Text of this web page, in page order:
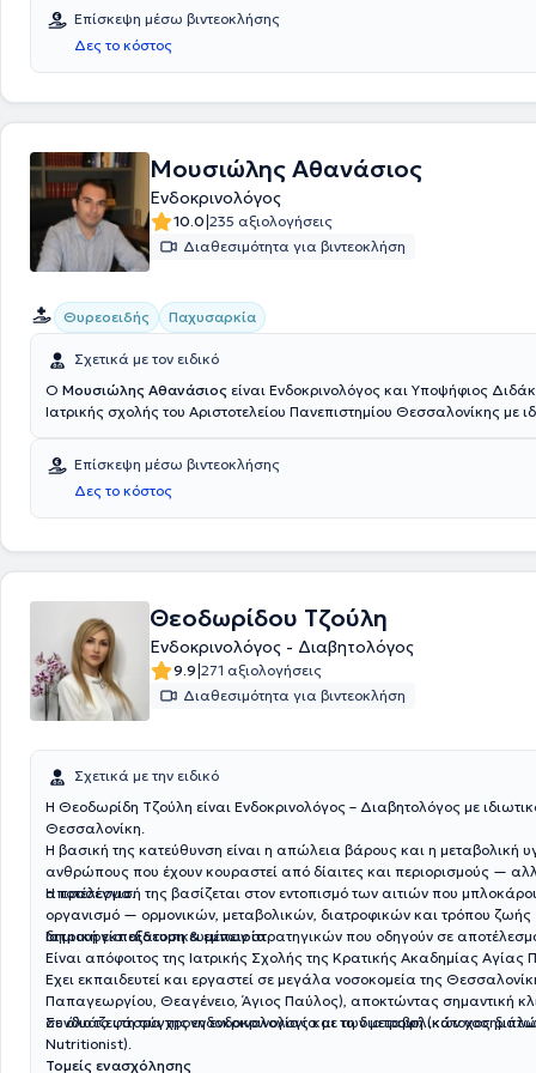
Επίσκεψη μέσω βιντεοκλήσης
Δες το κόστος
Μουσιώλης Αθανάσιος
Ενδοκρινολόγος
10.0|235 αξιολογήσεις
Διαθεσιμότητα για βιντεοκλήση
Θυρεοειδής Παχυσαρκία
Σχετικά με τον ειδικό
Ο Μουσιώλης Αθανάσιος είναι Ενδοκρινολόγος και Υποψήφιος
Ιατρικής σχολής του Αριστοτελείου Πανεπιστημίου Θεσσαλονίκης με
με μεταπτυχιακό δίπλωμα εξειδίκευσης στην Κλινική Διαβητολογία.
ειδικεύτηκε στην Ενδοκρονολογία στο Πανεπιστημιακό Γενικό
συμμετάσχει με εργασίες σε ελληνικά και ευρωπαϊκά συνέδρια και σε
πρωτόκολλα, ενώ έχει συγγράψει πληθώρα άρθρων σε διεθνή
Επίσκεψη μέσω βιντεοκλήσης
Δες το κόστος
Θεοδωρίδου Τζούλη
Ενδοκρινολόγος - Διαβητολόγος
9.9|271 αξιολογήσεις
Διαθεσιμότητα για βιντεοκλήση
Σχετικά με την ειδικό
Η Θεοδωρίδη Τζούλη είναι Ενδοκρινολόγος – Διαβητολόγος με
Θεσσαλονίκη.
Η βασική της κατεύθυνση είναι η απώλεια βάρους και η μεταβολική
ανθρώπους που έχουν κουραστεί από δίαιτες και περιορισμούς —
αποτέλεσμα.
Η προσέγγισή της βασίζεται στον εντοπισμό των αιτιών που
οργανισμό — ορμονικών, μεταβολικών, διατροφικών και τρόπου
δημιουργία εξατομικευμένων στρατηγικών που οδηγούν σε
Iατρική εκπαίδευση & εμπειρία
Είναι απόφοιτος της Ιατρικής Σχολής της Κρατικής Ακαδημίας Αγίας
Έχει εκπαιδευτεί και εργαστεί σε μεγάλα νοσοκομεία της
Παπαγεωργίου, Θεαγένειο, Άγιος Παύλος), αποκτώντας σημαντική
σε όλο το φάσμα της ενδοκρινολογίας και των μεταβολικών
Συνδυάζει τη σύγχρονη ενδοκρινολογία με τη διατροφή (κάτοχος
Nutritionist).
Τομείς ενασχόλησης